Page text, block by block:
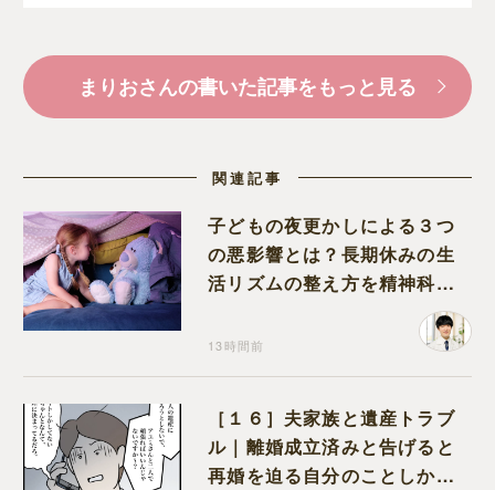
まりおさんの書いた記事をもっと見る
関連記事
子どもの夜更かしによる３つ
の悪影響とは？長期休みの生
活リズムの整え方を精神科医
13時間前
［１６］夫家族と遺産トラブ
ル｜離婚成立済みと告げると
再婚を迫る自分のことしか考